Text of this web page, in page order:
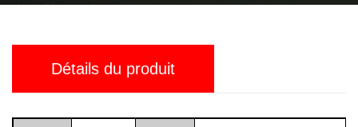
Détails du produit